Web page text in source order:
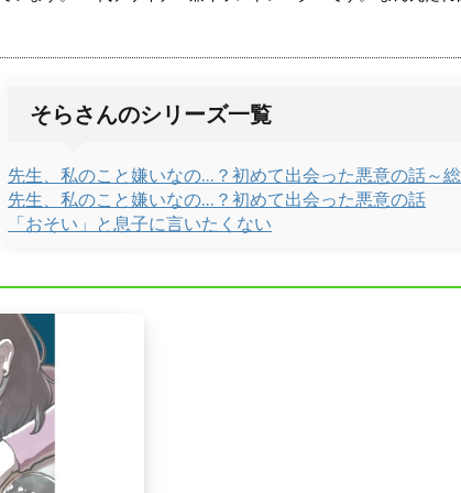
そらさんのシリーズ一覧
先生、私のこと嫌いなの…？初めて出会った悪意の話～
先生、私のこと嫌いなの…？初めて出会った悪意の話
「おそい」と息子に言いたくない